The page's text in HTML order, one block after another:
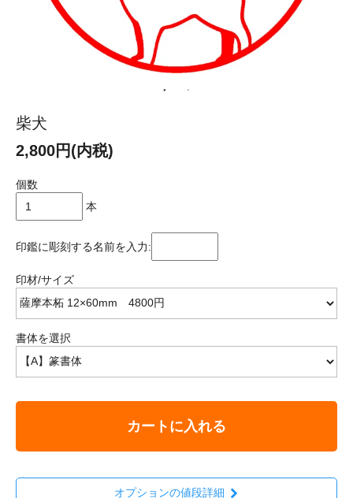
柴犬
2,800円(内税)
個数
本
印鑑に彫刻する名前を入力:
印材/サイズ
書体を選択
カートに入れる
オプションの値段詳細